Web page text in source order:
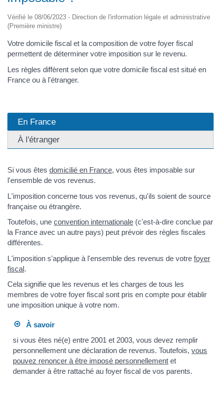
Vérifié le 08/06/2023 - Direction de l'information légale et administrative
(Première ministre)
Votre domicile fiscal et la composition de votre foyer fiscal
permettent de déterminer votre imposition sur le revenu.
Les règles diffèrent selon que votre domicile fiscal est situé en
France ou à l'étranger.
En France
À l'étranger
Si vous êtes domicilié en France, vous êtes imposable sur
l'ensemble de vos revenus.
L'imposition concerne tous vos revenus, qu'ils soient de source
française ou étrangère.
Toutefois, une convention internationale (c'est-à-dire conclue par
la France avec un autre pays) peut prévoir des règles fiscales
différentes.
L'imposition s'applique à l'ensemble des revenus de votre foyer
fiscal.
Cela signifie que les revenus et les charges de tous les
membres de votre foyer fiscal sont pris en compte pour établir
une imposition unique à votre nom.
À savoir
si vous êtes né(e) entre 2001 et 2003, vous devez remplir
personnellement une déclaration de revenus. Toutefois,vous
pouvez renoncer à être imposé personnellement et
demander à être rattaché au foyer fiscal de vos parents.